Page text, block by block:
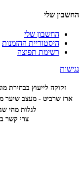
החשבון שלי
החשבון שלי
היסטוריית ההזמנות
רשימת תפוצה
נגישות
זקוקה לייעוץ בבחירת
ארז שרביט - מעצב שיער
לגלות מהי
צרי קשר